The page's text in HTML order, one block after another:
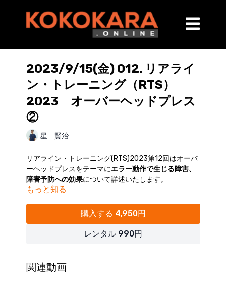
2023/9/15(金) 012. リアライ
ン・トレーニング（RTS）
2023 オーバーヘッドプレス
②
星 賢治
リアライン・トレーニング(RTS)2023第12回はオーバ
ーヘッドプレスをテーマにエラー動作で生じる障害、
障害予防への効果について詳述いたします。
・オーバーヘッドプレス時の筋活動
もっと知る
購入する 4,950円
レンタル 990円
関連動画